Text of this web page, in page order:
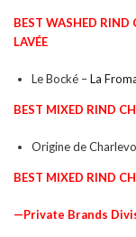
BEST WASHED RIND
LAVÉE
Le Bocké –La
BEST MIXED RIND
Origine de
BEST MIXED RIND
—Private Brands